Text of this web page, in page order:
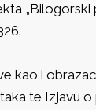
„Bilogorski
kao i
te Izjavu o